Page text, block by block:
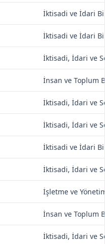
İktisadi ve İdari
İktisadi ve İdari
İktisadi, İdari ve
İnsan ve Toplum
İktisadi, İdari ve
İktisadi, İdari ve
İktisadi ve İdari
İktisadi, İdari ve
İşletme ve
İnsan ve Toplum
İktisadi, İdari ve